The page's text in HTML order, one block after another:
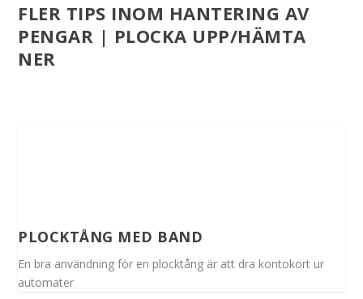
FLER TIPS INOM HANTERING AV
PENGAR | PLOCKA UPP/HÄMTA
NER
PLOCKTÅNG MED BAND
En bra användning för en plocktång är att dra kontokort ur
automater